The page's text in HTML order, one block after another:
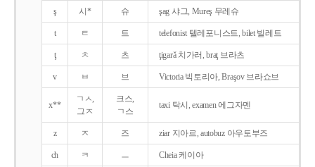
ş 시* 슈 şag 샤그, Mureş 무레슈
t ㅌ 트 telefonist 텔레포니스트, bilet 빌레트
ţ ㅊ 츠 ţigarǎ 치가러, braţ 브라츠
v ㅂ 브 Victoria 빅토리아, Braşov 브라쇼브
x**
ㄱㅅ,
그ㅈ
크스,
ㄱ스
taxi 탁시, examen 에그자멘
z ㅈ 즈 ziar 지아르, autobuz 아우토부즈
ch ㅋ ㅡ Cheia 케이아